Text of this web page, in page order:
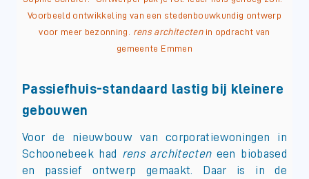
Voorbeeld ontwikkeling van een stedenbouwkundig ontwerp
voor meer bezonning.
rens architectenin opdracht van
gemeente Emmen
Passiefhuis-standaard lastig bij kleinere
gebouwen
Voor de nieuwbouw van corporatiewoningen in
Schoonebeek had
rens architecteneen biobased
en passief ontwerp gemaakt. Daar is in de